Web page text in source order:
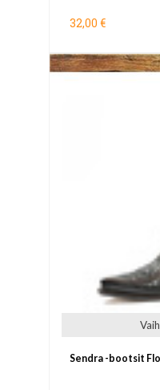
32,00 €
Sendra -bootsit